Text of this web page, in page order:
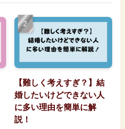
【難しく考えすぎ？】結
婚したいけどできない人
に多い理由を簡単に解
説！